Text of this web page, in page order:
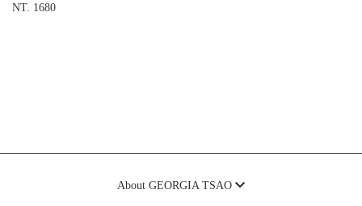
NT. 1680
About GEORGIA TSAO